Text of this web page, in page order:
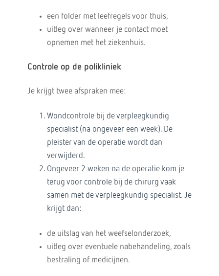
een folder met leefregels voor thuis,
uitleg over wanneer je contact moet
opnemen met het ziekenhuis.
Controle op de polikliniek
Je krijgt twee afspraken mee:
Wondcontrole bij de verpleegkundig
specialist (na ongeveer een week). De
pleister van de operatie wordt dan
verwijderd.
Ongeveer 2 weken na de operatie kom je
terug voor controle bij de chirurg vaak
samen met de verpleegkundig specialist. Je
krijgt dan:
de uitslag van het weefselonderzoek,
uitleg over eventuele nabehandeling, zoals
bestraling of medicijnen.